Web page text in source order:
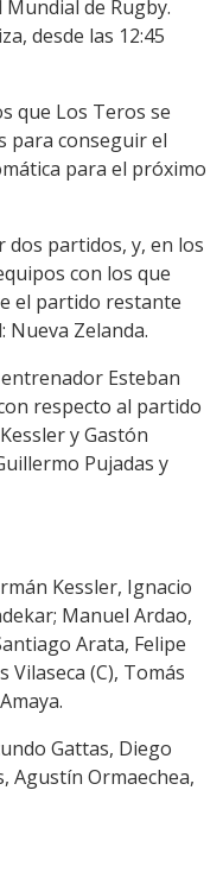
de Rugby.
desde las 12:45
que Los Teros se
para conseguir el
para el próximo
dos partidos, y, en los
con los que
el partido restante
Zelanda.
Esteban
respecto al partido
y Gastón
Pujadas y
Kessler, Ignacio
Manuel Ardao,
Arata, Felipe
Vilaseca (C), Tomás
Gattas, Diego
Agustín Ormaechea,